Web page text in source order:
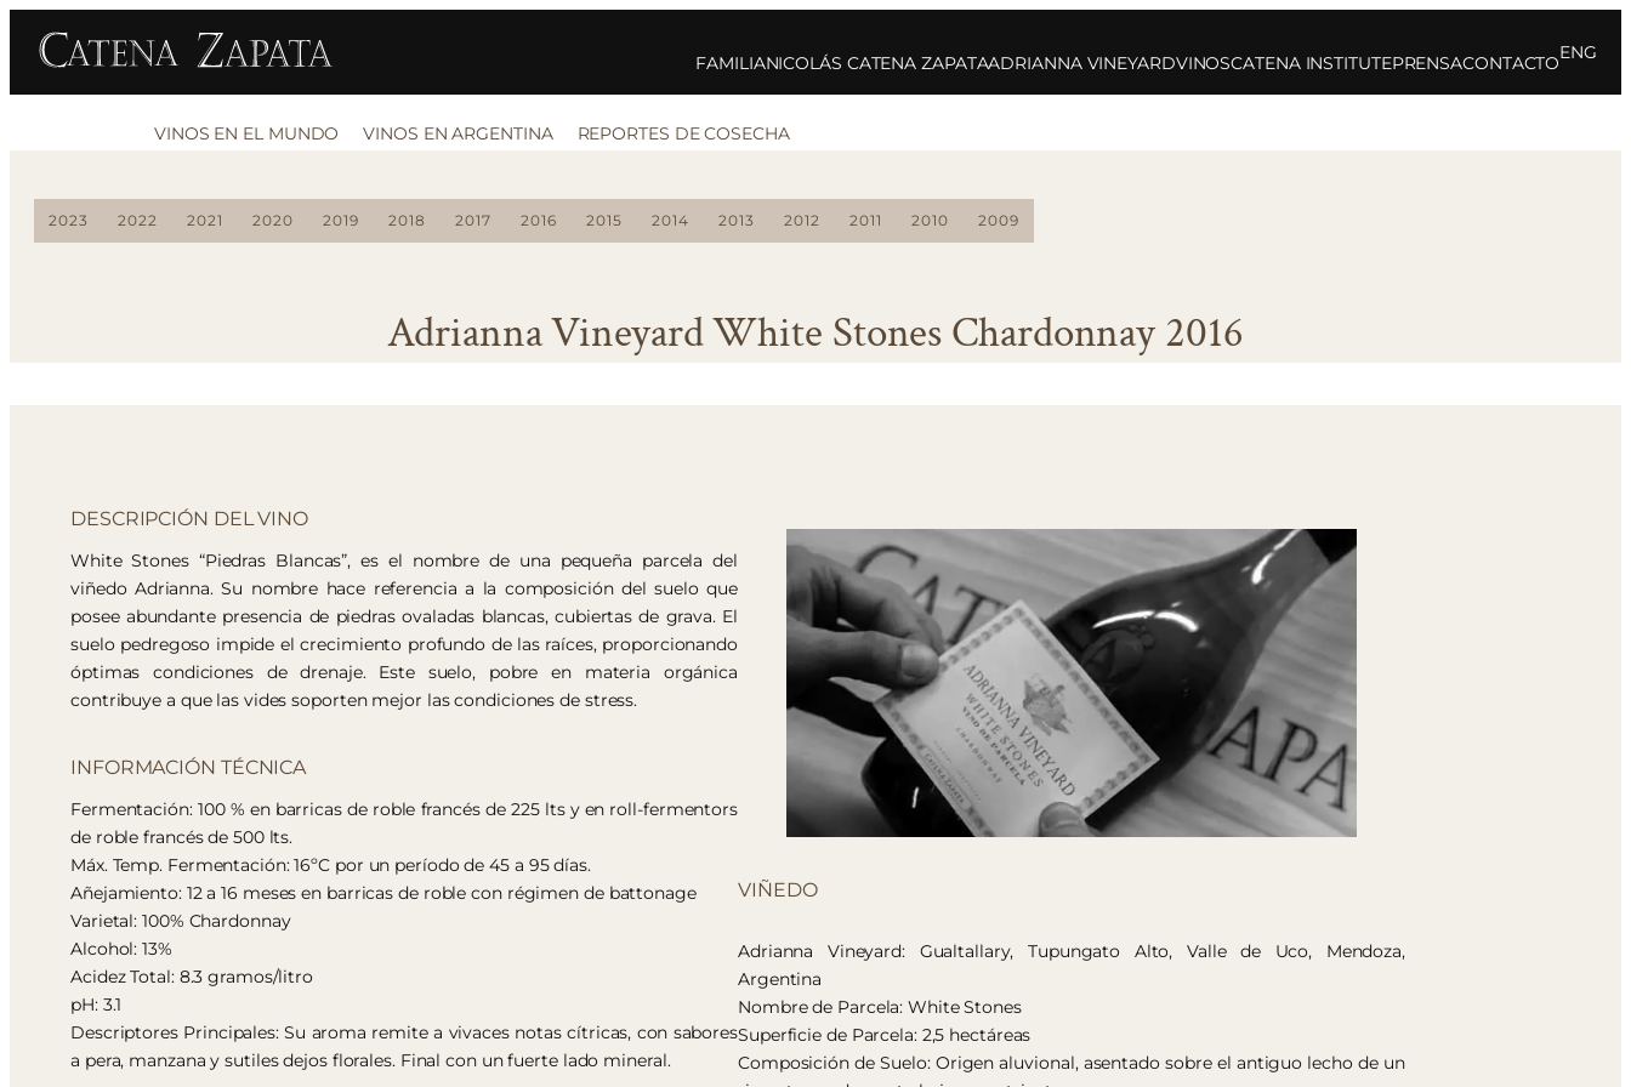
FAMILIANICOLÁS CATENA ZAPATAADRIANNA VINEYARDVINOSCATENA INSTITUTEPRENSACONTACTO
ENG
VINOS EN EL MUNDO VINOS EN ARGENTINA REPORTES DE COSECHA
2023 2022 2021 2020 2019 2018 2017 2016 2015 2014 2013 2012 2011 2010 2009
Adrianna Vineyard White Stones Chardonnay 2016
DESCRIPCIÓN DEL VINO
White Stones “Piedras Blancas”, es el nombre de una pequeña parcela del
viñedo Adrianna. Su nombre hace referencia a la composición del suelo que
posee abundante presencia de piedras ovaladas blancas, cubiertas de grava. El
suelo pedregoso impide el crecimiento profundo de las raíces, proporcionando
óptimas condiciones de drenaje. Este suelo, pobre en materia orgánica
contribuye a que las vides soporten mejor las condiciones de stress.
INFORMACIÓN TÉCNICA
Fermentación: 100 % en barricas de roble francés de 225 lts y en roll-fermentors
de roble francés de 500 lts.
Máx. Temp. Fermentación: 16ºC por un período de 45 a 95 días.
Añejamiento: 12 a 16 meses en barricas de roble con régimen de battonage
Varietal: 100% Chardonnay
Alcohol: 13%
Acidez Total: 8.3 gramos/litro
pH: 3.1
Descriptores Principales: Su aroma remite a vivaces notas cítricas, con sabores
a pera, manzana y sutiles dejos florales. Final con un fuerte lado mineral.
VIÑEDO
Adrianna Vineyard: Gualtallary, Tupungato Alto, Valle de Uco, Mendoza,
Argentina
Nombre de Parcela: White Stones
Superficie de Parcela: 2,5 hectáreas
Composición de Suelo: Origen aluvional, asentado sobre el antiguo lecho de un